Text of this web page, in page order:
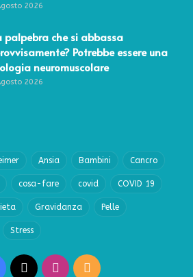
2026
palpebra che si abbassa
Potrebbe essere una
neuromuscolare
2026
Ansia Bambini Cancro
cosa-fare covid COVID 19
Gravidanza Pelle
Stress
Facebook Instagram
RSS